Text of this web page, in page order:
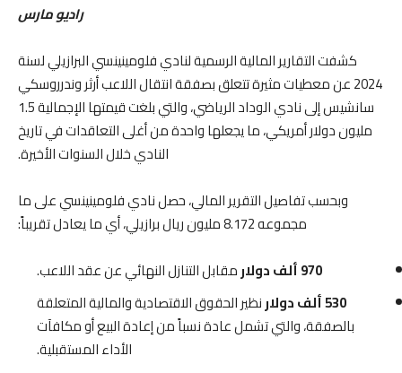
راديو مارس
كشفت التقارير المالية الرسمية لنادي فلومينينسي البرازيلي لسنة
2024 عن معطيات مثيرة تتعلق بصفقة انتقال اللاعب أرثر وندرروسكي
سانشيس إلى نادي الوداد الرياضي، والتي بلغت قيمتها الإجمالية 1.5
مليون دولار أمريكي، ما يجعلها واحدة من أغلى التعاقدات في تاريخ
النادي خلال السنوات الأخيرة.
وبحسب تفاصيل التقرير المالي، حصل نادي فلومينينسي على ما
مجموعه 8.172 مليون ريال برازيلي، أي ما يعادل تقريباً:
970 ألف دولار
مقابل التنازل النهائي عن عقد اللاعب.
530 ألف دولار
نظير الحقوق الاقتصادية والمالية المتعلقة
بالصفقة، والتي تشمل عادة نسباً من إعادة البيع أو مكافآت
الأداء المستقبلية.